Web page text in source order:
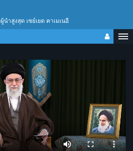
นำสูงสุด เซย์เยด คาเมเนอี